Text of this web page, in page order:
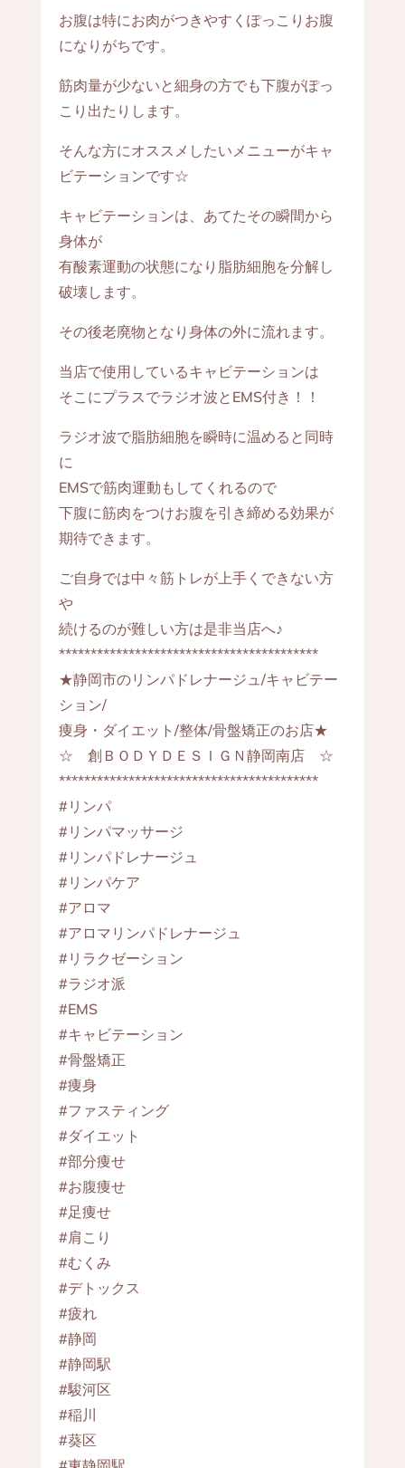
お腹は特にお肉がつきやすくぽっこりお腹
になりがちです。
筋肉量が少ないと細身の方でも下腹がぽっ
こり出たりします。
そんな方にオススメしたいメニューがキャ
ビテーションです☆
キャビテーションは、あてたその瞬間から
身体が
有酸素運動の状態になり脂肪細胞を分解し
破壊します。
その後老廃物となり身体の外に流れます。
当店で使用しているキャビテーションは
そこにプラスでラジオ波とEMS付き！！
ラジオ波で脂肪細胞を瞬時に温めると同時
に
EMSで筋肉運動もしてくれるので
下腹に筋肉をつけお腹を引き締める効果が
期待できます。
ご自身では中々筋トレが上手くできない方
や
続けるのが難しい方は是非当店へ♪
*****************************************
★静岡市のリンパドレナージュ/キャビテー
ション/
痩身・ダイエット/整体/骨盤矯正のお店★
☆ 創ＢＯＤＹＤＥＳＩＧＮ静岡南店 ☆
*****************************************
#リンパ
#リンパマッサージ
#リンパドレナージュ
#リンパケア
#アロマ
#アロマリンパドレナージュ
#リラクゼーション
#ラジオ派
#EMS
#キャビテーション
#骨盤矯正
#痩身
#ファスティング
#ダイエット
#部分痩せ
#お腹痩せ
#足痩せ
#肩こり
#むくみ
#デトックス
#疲れ
#静岡
#静岡駅
#駿河区
#稲川
#葵区